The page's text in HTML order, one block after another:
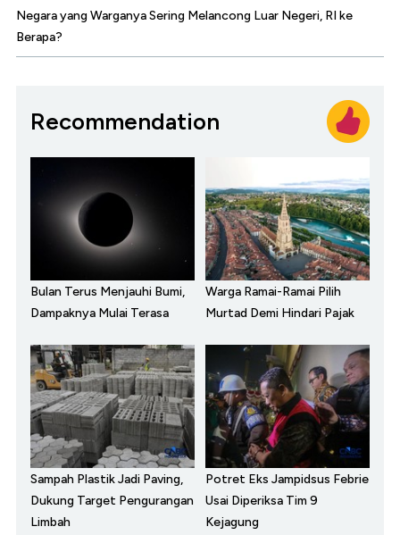
Negara yang Warganya Sering Melancong Luar Negeri, RI ke
Berapa?
Recommendation
Bulan Terus Menjauhi Bumi,
Dampaknya Mulai Terasa
Warga Ramai-Ramai Pilih
Murtad Demi Hindari Pajak
Sampah Plastik Jadi Paving,
Dukung Target Pengurangan
Limbah
Potret Eks Jampidsus Febrie
Usai Diperiksa Tim 9
Kejagung